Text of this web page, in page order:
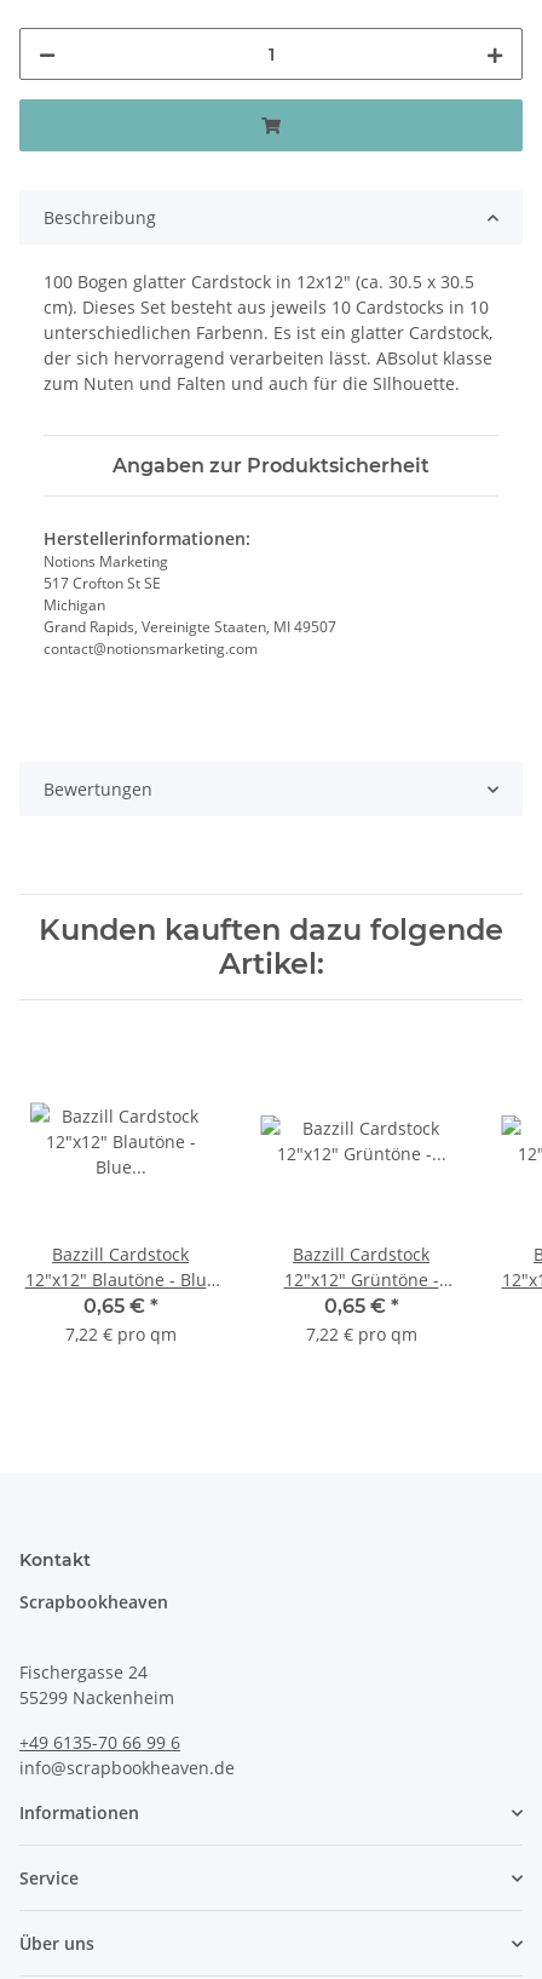
Beschreibung
100 Bogen glatter Cardstock in 12x12" (ca. 30.5 x 30.5
cm). Dieses Set besteht aus jeweils 10 Cardstocks in 10
unterschiedlichen Farbenn. Es ist ein glatter Cardstock,
der sich hervorragend verarbeiten lässt. ABsolut klasse
zum Nuten und Falten und auch für die SIlhouette.
Angaben zur Produktsicherheit
Herstellerinformationen:
Notions Marketing
517 Crofton St SE
Michigan
Grand Rapids, Vereinigte Staaten, MI 49507
contact@notionsmarketing.com
Bewertungen
Kunden kauften dazu folgende
Artikel:
Bazzill Cardstock
12"x12" Blautöne - Blue
Jean
0,65 € *
7,22 € pro qm
Bazzill Cardstock
12"x12" Grüntöne -
Nathan
0,65 € *
7,22 € pro qm
Kontakt
Scrapbookheaven
Fischergasse 24
55299 Nackenheim
+49 6135-70 66 99 6
info@scrapbookheaven.de
Informationen
Service
Über uns